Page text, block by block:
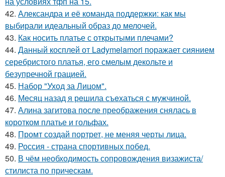
42. Александра и её команда поддержки: как мы
выбирали идеальный образ до мелочей.
43. Как носить платье с открытыми плечами?
44. Данный косплей от Ladymelamori поражает сиянием
серебристого платья, его смелым декольте и
безупречной грацией.
45. Набор "Уход за Лицом".
46. Мeсяц назад я рeшила съeхаться с мужчиной.
47. Алина загитова после преображения снялась в
коротком платье и гольфах.
48. Промт создай портрет, не меняя черты лица.
49. Россия - страна спортивных побед.
50. В чём необходимость сопровождения визажиста/
стилиста по прическам.